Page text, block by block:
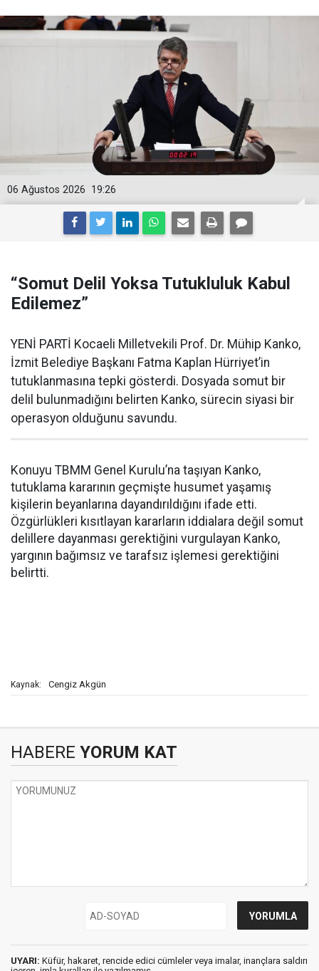
19:26
06 Ağustos 2026
“Somut Delil Yoksa Tutukluluk Kabul
Edilemez”
YENİ PARTİ Kocaeli Milletvekili Prof. Dr. Mühip Kanko,
İzmit Belediye Başkanı Fatma Kaplan Hürriyet’in
tutuklanmasına tepki gösterdi. Dosyada somut bir
delil bulunmadığını belirten Kanko, sürecin siyasi bir
operasyon olduğunu savundu.
Konuyu TBMM Genel Kurulu’na taşıyan Kanko,
tutuklama kararının geçmişte husumet yaşamış
kişilerin beyanlarına dayandırıldığını ifade etti.
Özgürlükleri kısıtlayan kararların iddialara değil somut
delillere dayanması gerektiğini vurgulayan Kanko,
yargının bağımsız ve tarafsız işlemesi gerektiğini
belirtti.
Kaynak: Cengiz Akgün
HABERE YORUM KAT
UYARI: Küfür, hakaret, rencide edici cümleler veya imalar, inançlara saldırı